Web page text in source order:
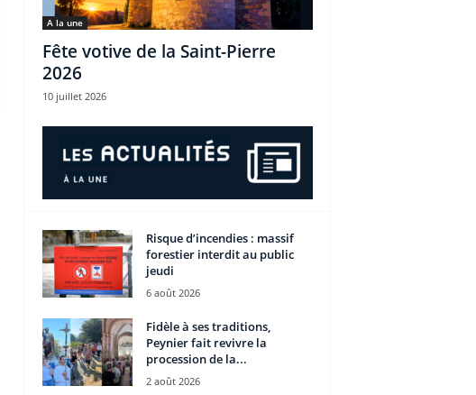
A la une
Fête votive de la Saint-Pierre
2026
10 juillet 2026
Risque d’incendies : massif
forestier interdit au public
jeudi
6 août 2026
Fidèle à ses traditions,
Peynier fait revivre la
procession de la...
2 août 2026